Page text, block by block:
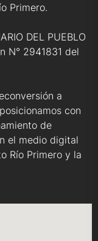
Primero.
DEL PUEBLO
N° 2941831 del
a
con
de
el medio digital
Río Primero y la